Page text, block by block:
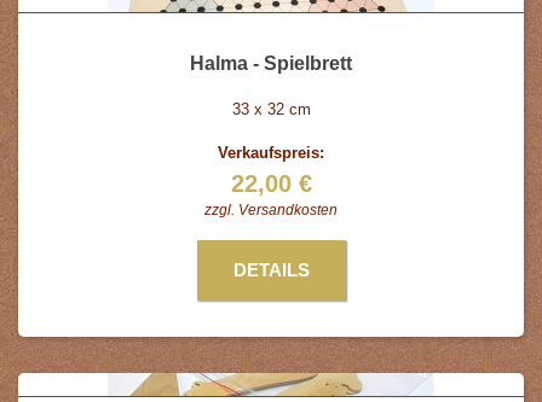
Halma - Spielbrett
33 x 32 cm
Verkaufspreis:
22,00 €
zzgl. Versandkosten
DETAILS